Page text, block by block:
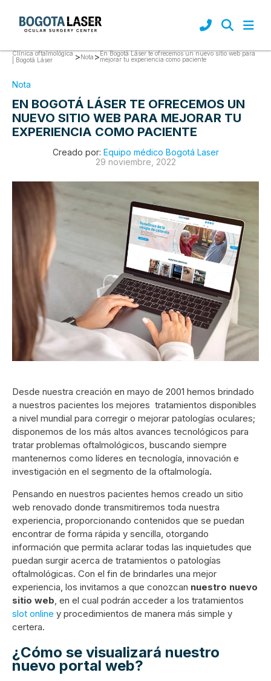
Clínica oftalmológica
| Bogotá Láser
>Nota >En Bogotá Láser te ofrecemos un nuevo sitio web para
mejorar tu experiencia como paciente
Nota
EN BOGOTÁ LÁSER TE OFRECEMOS UN
NUEVO SITIO WEB PARA MEJORAR TU
EXPERIENCIA COMO PACIENTE
Creado por: Equipo médico Bogotá Laser
29 noviembre, 2022
Desde nuestra creación en mayo de 2001 hemos brindado
a nuestros pacientes los mejores tratamientos disponibles
a nivel mundial para corregir o mejorar patologías oculares;
disponemos de los más altos avances tecnológicos para
tratar problemas oftalmológicos, buscando siempre
mantenernos como líderes en tecnología, innovación e
investigación en el segmento de la oftalmología.
Pensando en nuestros pacientes hemos creado un sitio
web renovado donde transmitiremos toda nuestra
experiencia, proporcionando contenidos que se puedan
encontrar de forma rápida y sencilla, otorgando
información que permita aclarar todas las inquietudes que
puedan surgir acerca de tratamientos o patologías
oftalmológicas. Con el fin de brindarles una mejor
experiencia, los invitamos a que conozcan nuestro nuevo
sitio web, en el cual podrán acceder a los tratamientos
slot online y procedimientos de manera más simple y
certera.
¿Cómo se visualizará nuestro
nuevo portal web?